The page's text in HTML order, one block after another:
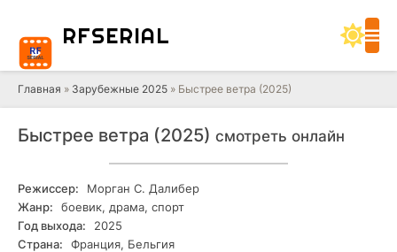
RFSERIAL
Главная » Зарубежные 2025 » Быстрее ветра (2025)
Быстрее ветра (2025) смотреть онлайн
Режиссер:
Морган С. Далибер
Жанр:
боевик, драма, спорт
Год выхода:
2025
Страна:
Франция, Бельгия